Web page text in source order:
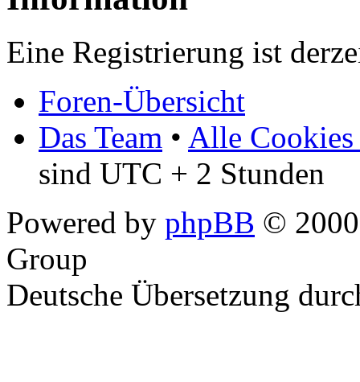
Eine Registrierung ist
Foren-Übersicht
Das Team • Alle Cookies
sind UTC + 2 Stunden
Powered by phpBB ©
Group
Deutsche Übersetzung